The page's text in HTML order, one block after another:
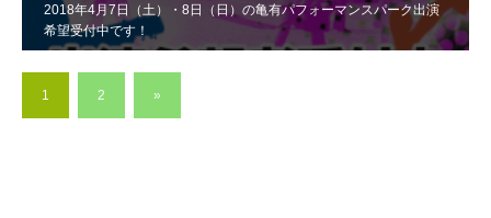
2018年4月7日（土）・8日（日）の亀有パフォーマンスパーク出演
希望受付中です！
1 2 »